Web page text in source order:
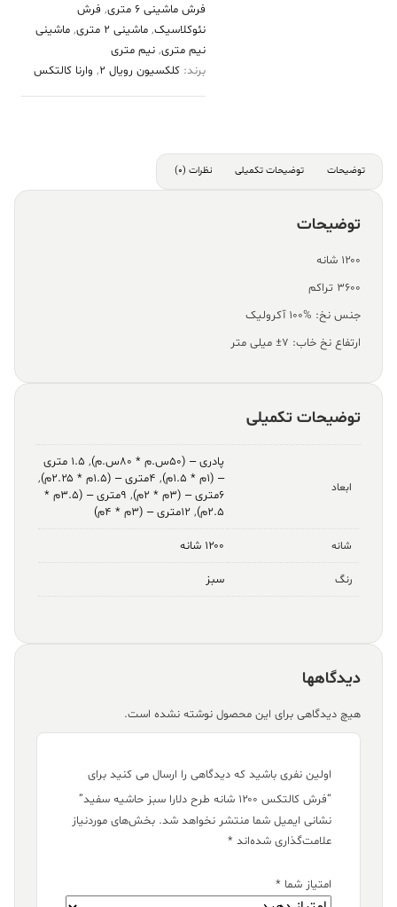
سبز
حاشیه
سفید
فرش ماشینی 6 متری
, فرش
نئوکلاسیک, ماشینی 2 متری , ماشینی
نیم متری, نیم متری
برند: کلکسیون رویال 2 , وارنا کالتکس
توضیحات توضیحات تکمیلی نظرات (0)
توضیحات
۱۲۰۰ شانه
۳۶۰۰ تراکم
جنس نخ: %100 آکرولیک
ارتفاع نخ خاب: ۷± میلی متر
توضیحات تکمیلی
ابعاد
پادری – (۵۰س.م * ۸۰س.م) ,
۱.۵ متری
– (۱م * ۱.۵م)
, ۴متری – (۱.۵م * ۲.۲۵م)
,
۶متری – (۳م * ۲م)
,
۹متری – (۳.۵م *
۲.۵م)
, ۱۲متری – (۳م * ۴م)
شانه ۱۲۰۰ شانه
رنگ سبز
دیدگاهها
هیچ دیدگاهی برای این محصول نوشته نشده است.
اولین نفری باشید که دیدگاهی را ارسال می کنید برای
“فرش کالتکس ۱۲۰۰ شانه طرح دلارا سبز حاشیه سفید”
نشانی ایمیل شما منتشر نخواهد شد. بخش‌های موردنیاز
علامت‌گذاری شده‌اند *
امتیاز شما *